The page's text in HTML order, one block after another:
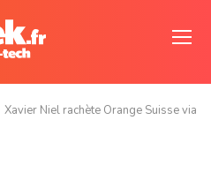
Xavier Niel rachète Orange Suisse via